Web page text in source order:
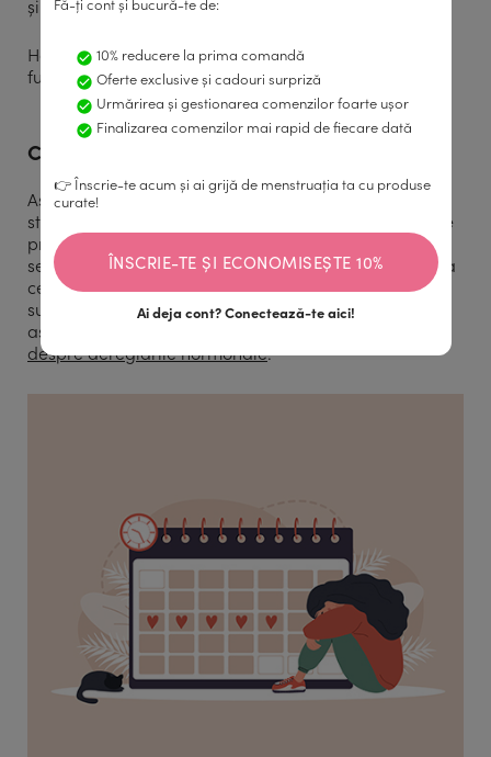
și sănătatea în multe privințe.
Hai să vorbim despre câteva dintre organele și
funcțiile cel mai frecvent afectate de stres.
Ciclu menstrual dereglat de la stres
Așa cum îți explicam și mai sus, fie că vorbim de
stresul psihic, fizic sau emoțional, acesta poate crește
producția de cortizol și endorfine în organism. Aceste
secreții pot afecta producția de hormoni în corp, ceea
ce implicit va cauza dezechilibre hormonale. Este un
subiect pe care l-am mai abordat pe blog, așa că te
așteptăm și la articolul nostru cu
despre dereglările hormonale.
Fă-ți cont și bucură-te de:
10% reducere la prima comandă
Oferte exclusive și cadouri surpriză
Urmărirea și gestionarea comenzilor foarte ușor
Finalizarea comenzilor mai rapid de fiecare dată
👉 Înscrie-te acum și ai grijă de menstruația ta cu produse
curate!
ÎNSCRIE-TE ȘI ECONOMISEȘTE 10%
Ai deja cont?Conectează-te aici!